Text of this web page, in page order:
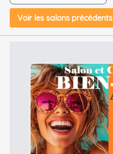
Voir les salons précédents